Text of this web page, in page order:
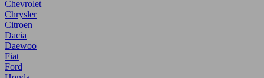
Chevrolet
Chrysler
Citroen
Dacia
Daewoo
Fiat
Ford